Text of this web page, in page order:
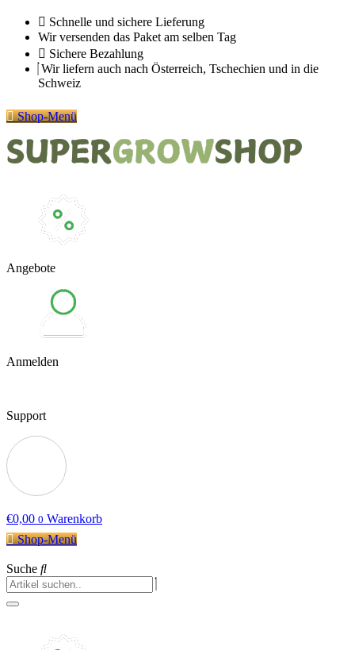
Zum
Inhalt
springen
Schnelle und sichere Lieferung
Wir versenden das Paket am selben Tag
Sichere Bezahlung
Wir liefern auch nach Österreich, Tschechien und in die
Schweiz
Shop-Menü
Angebote
Anmelden
Support
€0,00 0 Warenkorb
Shop-Menü
Suche